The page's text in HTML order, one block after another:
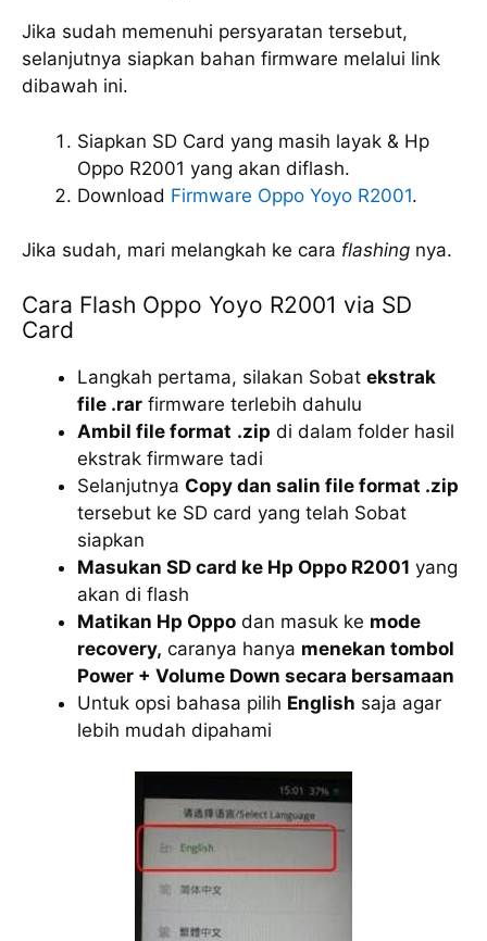
Jika sudah memenuhi persyaratan tersebut,
selanjutnya siapkan bahan firmware melalui link
dibawah ini.
Siapkan SD Card yang masih layak & Hp
Oppo R2001 yang akan diflash.
Download Firmware Oppo Yoyo R2001.
Jika sudah, mari melangkah ke cara flashing nya.
Cara Flash Oppo Yoyo R2001 via SD
Card
Langkah pertama, silakan Sobat ekstrak
file .rar firmware terlebih dahulu
Ambil file format .zip di dalam folder hasil
ekstrak firmware tadi
Selanjutnya Copy dan salin file format .zip
tersebut ke SD card yang telah Sobat
siapkan
Masukan SD card ke Hp Oppo R2001 yang
akan di flash
Matikan Hp Oppo dan masuk ke mode
recovery, caranya hanya menekan tombol
Power + Volume Down secara bersamaan
Untuk opsi bahasa pilih English saja agar
lebih mudah dipahami